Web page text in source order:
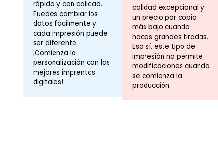
rápido y con calidad.
Puedes cambiar los
datos fácilmente y
cada impresión puede
ser diferente.
¡Comienza la
personalización con las
mejores imprentas
digitales!
calidad excepcional y
un precio por copia
más bajo cuando
haces grandes tiradas.
Eso sí, este tipo de
impresión no permite
modificaciones cuando
se comienza la
producción.